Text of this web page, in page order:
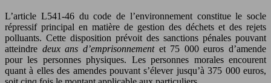
L’article L541-46 du code de l’environnement constitue le socle
répressif principal en matière de gestion des déchets et des rejets
polluants. Cette disposition prévoit des sanctions pénales pouvant
atteindre deux ans d’emprisonnement et 75 000 euros d’amende
pour les personnes physiques. Les personnes morales encourent
quant à elles des amendes pouvant s’élever jusqu’à 375 000 euros,